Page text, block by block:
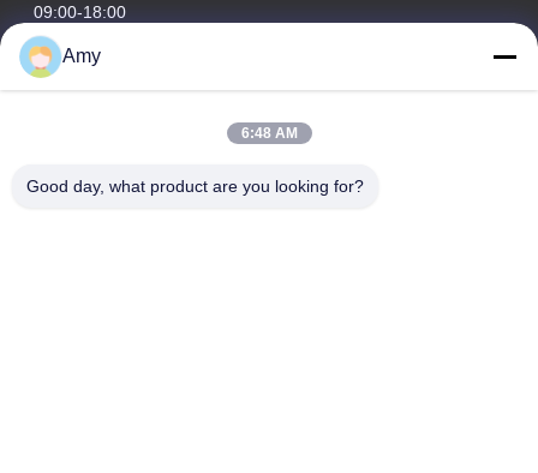
09:00-18:00
O nosso endereço
Estrada nacional 106, distrito de Huadu, cidade de
Amy
6:48 AM
Good day, what product are you looking for?